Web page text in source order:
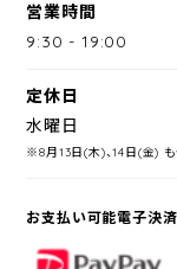
営業時間
9:30 -19:00
定休日
水曜日
※8月13日(木)、14日(金) も
お支払い可能電子決
PayPay